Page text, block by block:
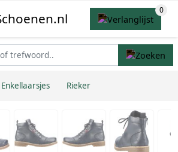
Enkellaarsjes Rieker